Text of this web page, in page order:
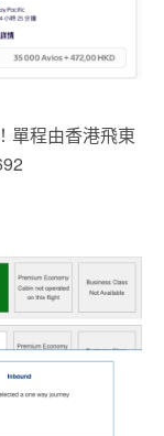
單程由香港飛東